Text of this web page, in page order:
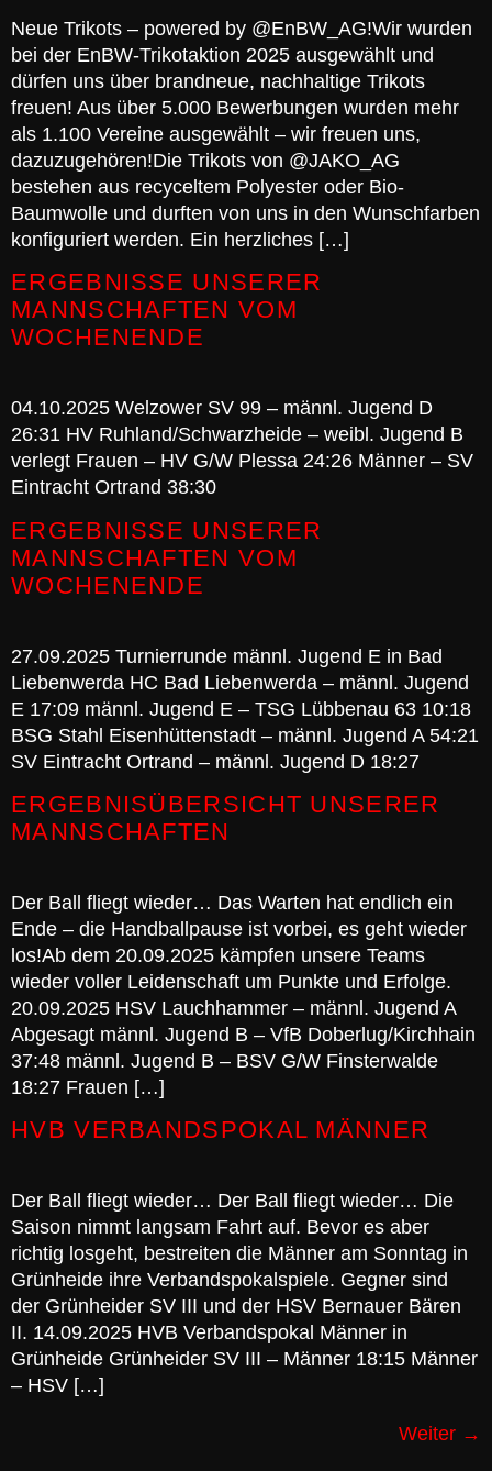
Neue Trikots – powered by @EnBW_AG!Wir wurden
bei der EnBW-Trikotaktion 2025 ausgewählt und
dürfen uns über brandneue, nachhaltige Trikots
freuen! Aus über 5.000 Bewerbungen wurden mehr
als 1.100 Vereine ausgewählt – wir freuen uns,
dazuzugehören!Die Trikots von @JAKO_AG
bestehen aus recyceltem Polyester oder Bio-
Baumwolle und durften von uns in den Wunschfarben
konfiguriert werden. Ein herzliches […]
ERGEBNISSE UNSERER
MANNSCHAFTEN VOM
WOCHENENDE
04.10.2025 Welzower SV 99 – männl. Jugend D
26:31 HV Ruhland/Schwarzheide – weibl. Jugend B
verlegt Frauen – HV G/W Plessa 24:26 Männer – SV
Eintracht Ortrand 38:30
ERGEBNISSE UNSERER
MANNSCHAFTEN VOM
WOCHENENDE
27.09.2025 Turnierrunde männl. Jugend E in Bad
Liebenwerda HC Bad Liebenwerda – männl. Jugend
E 17:09 männl. Jugend E – TSG Lübbenau 63 10:18
BSG Stahl Eisenhüttenstadt – männl. Jugend A 54:21
SV Eintracht Ortrand – männl. Jugend D 18:27
ERGEBNISÜBERSICHT UNSERER
MANNSCHAFTEN
Der Ball fliegt wieder… Das Warten hat endlich ein
Ende – die Handballpause ist vorbei, es geht wieder
los!Ab dem 20.09.2025 kämpfen unsere Teams
wieder voller Leidenschaft um Punkte und Erfolge.
20.09.2025 HSV Lauchhammer – männl. Jugend A
Abgesagt männl. Jugend B – VfB Doberlug/Kirchhain
37:48 männl. Jugend B – BSV G/W Finsterwalde
18:27 Frauen […]
HVB VERBANDSPOKAL MÄNNER
Der Ball fliegt wieder… Der Ball fliegt wieder… Die
Saison nimmt langsam Fahrt auf. Bevor es aber
richtig losgeht, bestreiten die Männer am Sonntag in
Grünheide ihre Verbandspokalspiele. Gegner sind
der Grünheider SV III und der HSV Bernauer Bären
II. 14.09.2025 HVB Verbandspokal Männer in
Grünheide Grünheider SV III – Männer 18:15 Männer
– HSV […]
Weiter →